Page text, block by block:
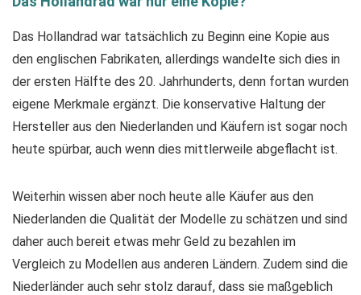
Das Hollandrad war tatsächlich zu Beginn eine Kopie aus
den englischen Fabrikaten, allerdings wandelte sich dies in
der ersten Hälfte des 20. Jahrhunderts, denn fortan wurden
eigene Merkmale ergänzt. Die konservative Haltung der
Hersteller aus den Niederlanden und Käufern ist sogar noch
heute spürbar, auch wenn dies mittlerweile abgeflacht ist.
Weiterhin wissen aber noch heute alle Käufer aus den
Niederlanden die Qualität der Modelle zu schätzen und sind
daher auch bereit etwas mehr Geld zu bezahlen im
Vergleich zu Modellen aus anderen Ländern. Zudem sind die
Niederländer auch sehr stolz darauf, dass sie maßgeblich